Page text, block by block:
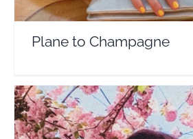
Plane to Champagne